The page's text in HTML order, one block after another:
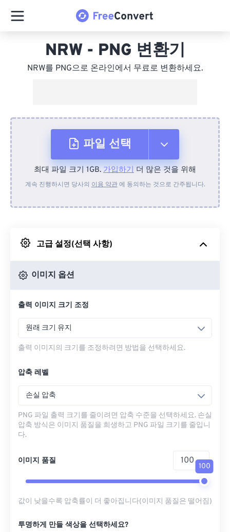
NRW - PNG 변환기
NRW를 PNG으로 온라인에서 무료로 변환하세요.
파일 선택
장치에서
Google 드라이브에서
최대 파일 크기 1GB. 가입하기 더 많은 것을 위해
계속 진행하시면 당사의 이용 약관에 동의하는 것으로 간주됩니다.
고급 설정(선택 사항)
이미지 옵션
출력 이미지 크기 조정
원래 크기 유지
출력 이미지의 크기를 조정하려면 방법을 선택하세요.
압축 레벨
손실 압축
PNG 파일 출력 크기를 줄이려면 압축 수준을 선택하세요. 손실
압축 방식은 이미지 품질을 희생하고 PNG 파일 크기를 줄입니
다.
이미지 품질
100
값이 낮을수록 압축률이 더 좋아집니다(이미지 품질은 떨어짐)
투명하게 만들 색상을 선택하세요?